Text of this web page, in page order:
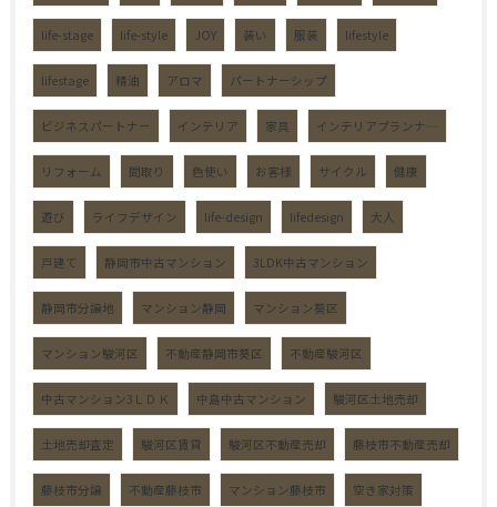
life-stage life-style JOY 装い 服装 lifestyle
lifestage 精油 アロマ パートナーシップ
ビジネスパートナー インテリア 家具 インテリアプランナ―
リフォーム 間取り 色使い お客様 サイクル 健康
遊び ライフデザイン life-design lifedesign 大人
戸建て 静岡市中古マンション 3LDK中古マンション
静岡市分譲地 マンション静岡 マンション葵区
マンション駿河区 不動産静岡市葵区 不動産駿河区
中古マンション3ＬＤＫ 中島中古マンション 駿河区土地売却
土地売却査定 駿河区賃貸 駿河区不動産売却 藤枝市不動産売却
藤枝市分譲 不動産藤枝市 マンション藤枝市 空き家対策